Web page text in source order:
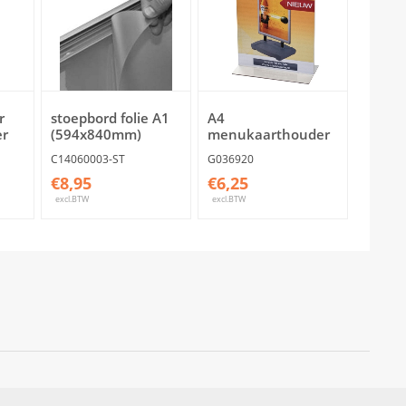
stoepbord folie A1
(594x840mm)
C14060003-ST
€8,95
excl.BTW
A4
menukaarthouder
G036920
€6,25
excl.BTW